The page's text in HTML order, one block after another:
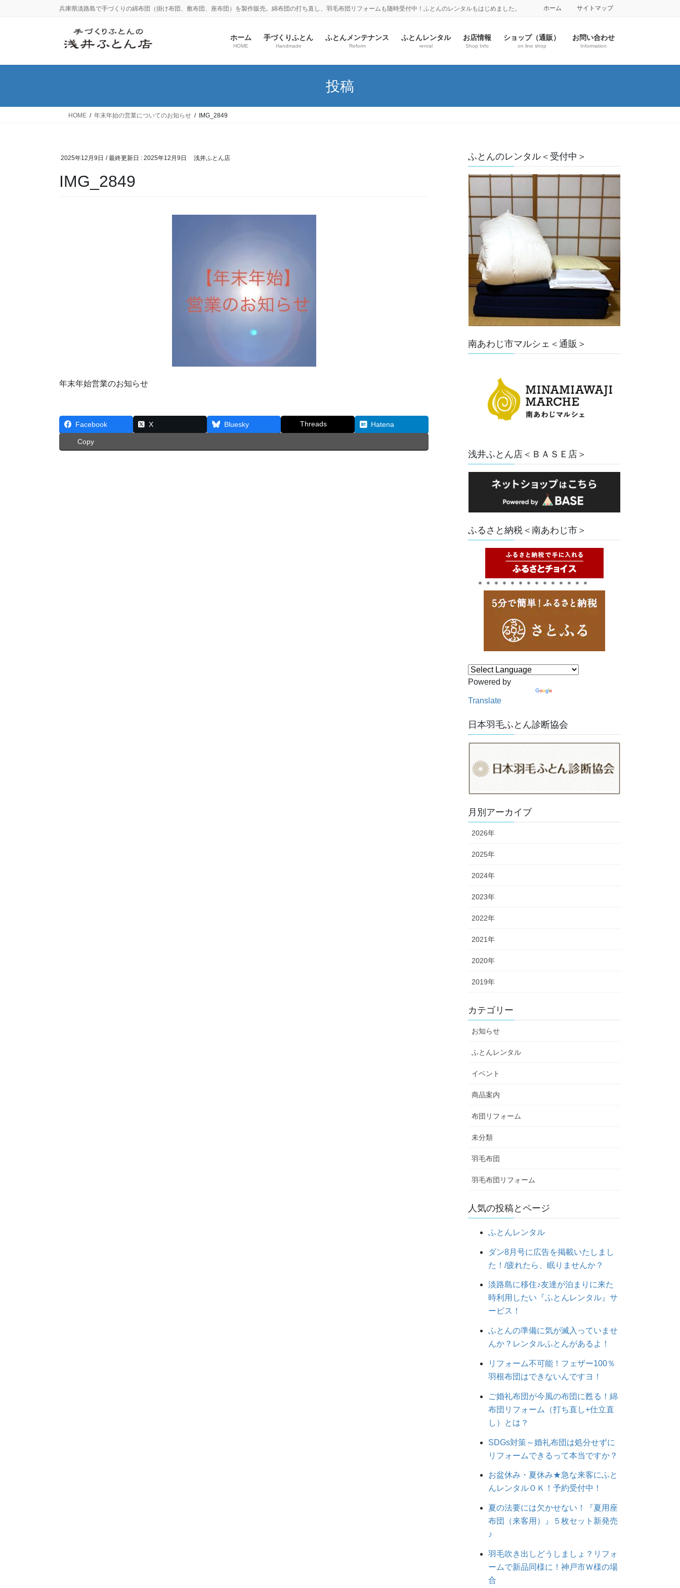
に
ョ
兵庫県淡路島で手づくりの綿布団（掛け布団、敷布団、座布団）を製作販売。綿布団の打ち直し、羽毛布団リフォームも随時受付中！ふとんのレンタルもはじめました。 ホーム サイトマップ
ホーム
HOME
手づくりふとん
Handmade
ふとんメンテナンス
Reform
ふとんレンタル
renral
お店情報
Shop Info
ショップ（通販）
on line shop
お問い合わせ
Information
投稿
HOME 年末年始の営業についてのお知らせ IMG_2849
2025年12月9日 / 最終更新日 : 2025年12月9日 浅井ふとん店
IMG_2849
年末年始営業のお知らせ
Facebook X Bluesky Threads Hatena
Copy
ふとんのレンタル＜受付中＞
南あわじ市マルシェ＜通販＞
浅井ふとん店＜ＢＡＳＥ店＞
ふるさと納税＜南あわじ市＞
＊＊＊＊＊＊＊＊＊＊＊＊＊＊
Powered by
Translate
日本羽毛ふとん診断協会
月別アーカイブ
2026年
2025年
2024年
2023年
2022年
2021年
2020年
2019年
カテゴリー
お知らせ
ふとんレンタル
イベント
商品案内
布団リフォーム
未分類
羽毛布団
羽毛布団リフォーム
人気の投稿とページ
ふとんレンタル
ダン8月号に広告を掲載いたしまし
た！/疲れたら、眠りませんか？
淡路島に移住♪友達が泊まりに来た
時利用したい『ふとんレンタル』サ
ービス！
ふとんの準備に気が滅入っていませ
んか？レンタルふとんがあるよ！
リフォーム不可能！フェザー100％
羽根布団はできないんですヨ！
ご婚礼布団が今風の布団に甦る！綿
布団リフォーム（打ち直し+仕立直
し）とは？
SDGs対策～婚礼布団は処分せずに
リフォームできるって本当ですか？
お盆休み・夏休み★急な来客にふと
んレンタルＯＫ！予約受付中！
夏の法要には欠かせない！『夏用座
布団（来客用）』５枚セット新発売
♪
羽毛吹き出しどうしましょ？リフォ
ームで新品同様に！神戸市Ｗ様の場
合